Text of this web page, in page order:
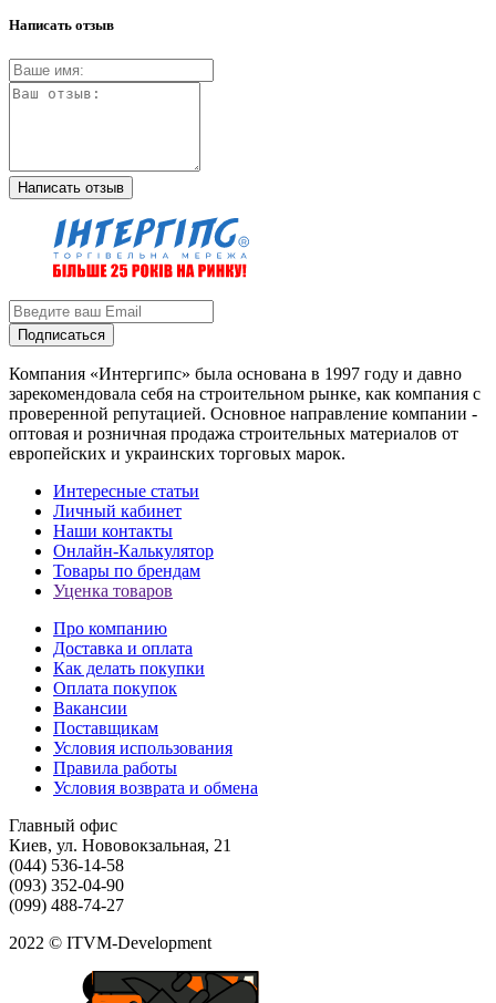
Написать отзыв
Написать отзыв
Подписаться
Компания «Интергипс» была основана в 1997 году и давно
зарекомендовала себя на строительном рынке, как компания с
проверенной репутацией. Основное направление компании -
оптовая и розничная продажа строительных материалов от
европейских и украинских торговых марок.
Интересные статьи
Личный кабинет
Наши контакты
Онлайн-Калькулятор
Товары по брендам
Уценка товаров
Про компанию
Доставка и оплата
Как делать покупки
Оплата покупок
Вакансии
Поставщикам
Условия использования
Правила работы
Условия возврата и обмена
Главный офис
Киев, ул. Нововокзальная, 21
(044) 536-14-58
(093) 352-04-90
(099) 488-74-27
2022 © ITVM-Development